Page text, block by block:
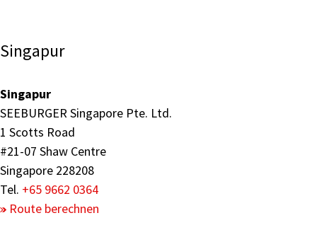
Singapur
Singapur
SEEBURGER Singapore Pte. Ltd.
1 Scotts Road
#21-07 Shaw Centre
Singapore 228208
Tel. +65 9662 0364
Route berechnen